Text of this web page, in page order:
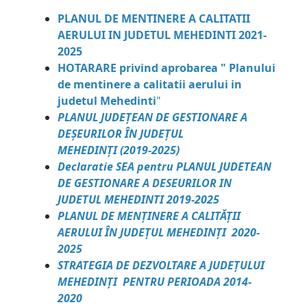
PLANUL DE MENTINERE A CALITATII
AERULUI IN JUDETUL MEHEDINTI 2021-
2025
HOTARARE privind aprobarea " Planului
de mentinere a calitatii aerului in
judetul Mehedinti"
PLANUL JUDEȚEAN DE GESTIONARE A
DEȘEURILOR ÎN JUDEȚUL
MEHEDINȚI (2019-2025)
Declaratie SEA pentru PLANUL JUDETEAN
DE GESTIONARE A DESEURILOR IN
JUDETUL MEHEDINTI 2019-2025
PLANUL DE MENȚINERE A CALITĂȚII
AERULUI ÎN JUDEȚUL MEHEDINȚI 2020-
2025
STRATEGIA DE DEZVOLTARE A JUDEȚULUI
MEHEDINȚI PENTRU PERIOADA 2014-
2020